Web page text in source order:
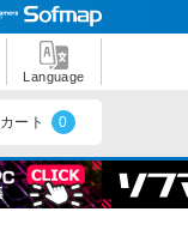
Language
カート 0